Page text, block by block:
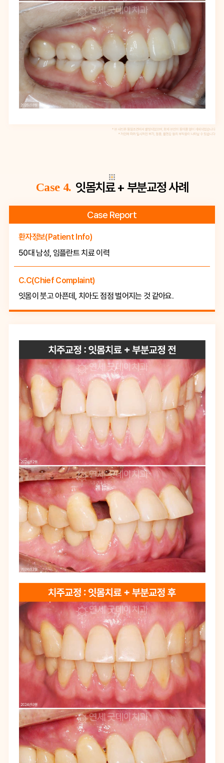
Case 4.잇몸치료 + 부분교정 사례
Case Report
환자정보(Patient Info)
50대 남성, 임플란트 치료 이력
C.C(Chief Complaint)
잇몸이 붓고 아픈데, 치아도 점점 벌어지는 것 같아요.